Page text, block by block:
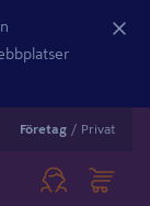
Företag / Privat